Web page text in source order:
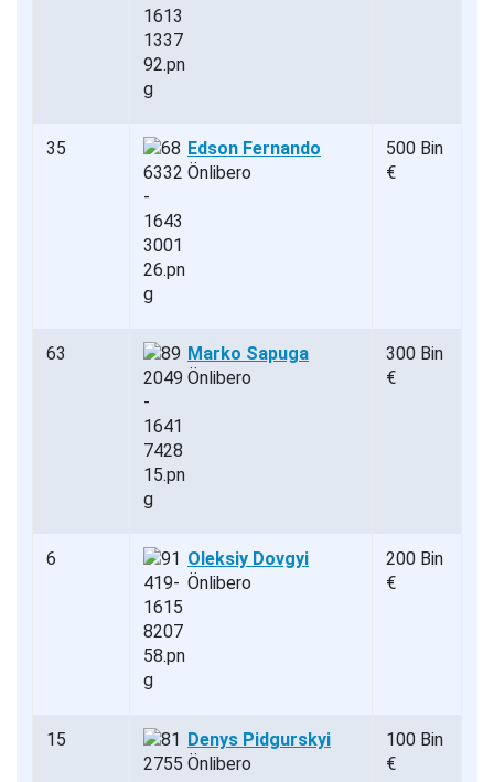
35
Edson Fernando
Önlibero
500 Bin
€
63
Marko Sapuga
Önlibero
300 Bin
€
6
Oleksiy Dovgyi
Önlibero
200 Bin
€
15
Denys Pidgurskyi
Önlibero
100 Bin
€